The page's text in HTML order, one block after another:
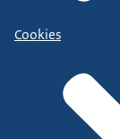
Cookies